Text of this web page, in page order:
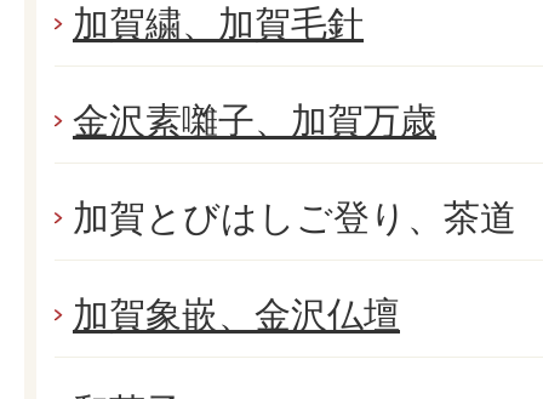
加賀繍、加賀毛針
金沢素囃子、加賀万歳
加賀とびはしご登り、茶道
加賀象嵌、金沢仏壇